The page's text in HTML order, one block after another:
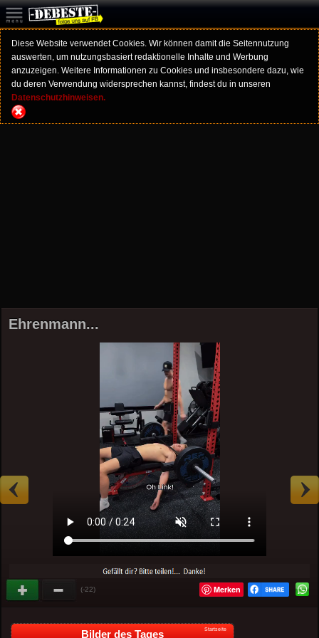
Diese Website verwendet Cookies. Wir können damit die Seitennutzung
auswerten, um nutzungsbasiert redaktionelle Inhalte und Werbung
anzuzeigen. Weitere Informationen zu Cookies und insbesondere dazu, wie
du deren Verwendung widersprechen kannst, findest du in unseren
Datenschutzhinweisen.
Ehrenmann...
(-22) Merken
Bilder des Tages Startseite